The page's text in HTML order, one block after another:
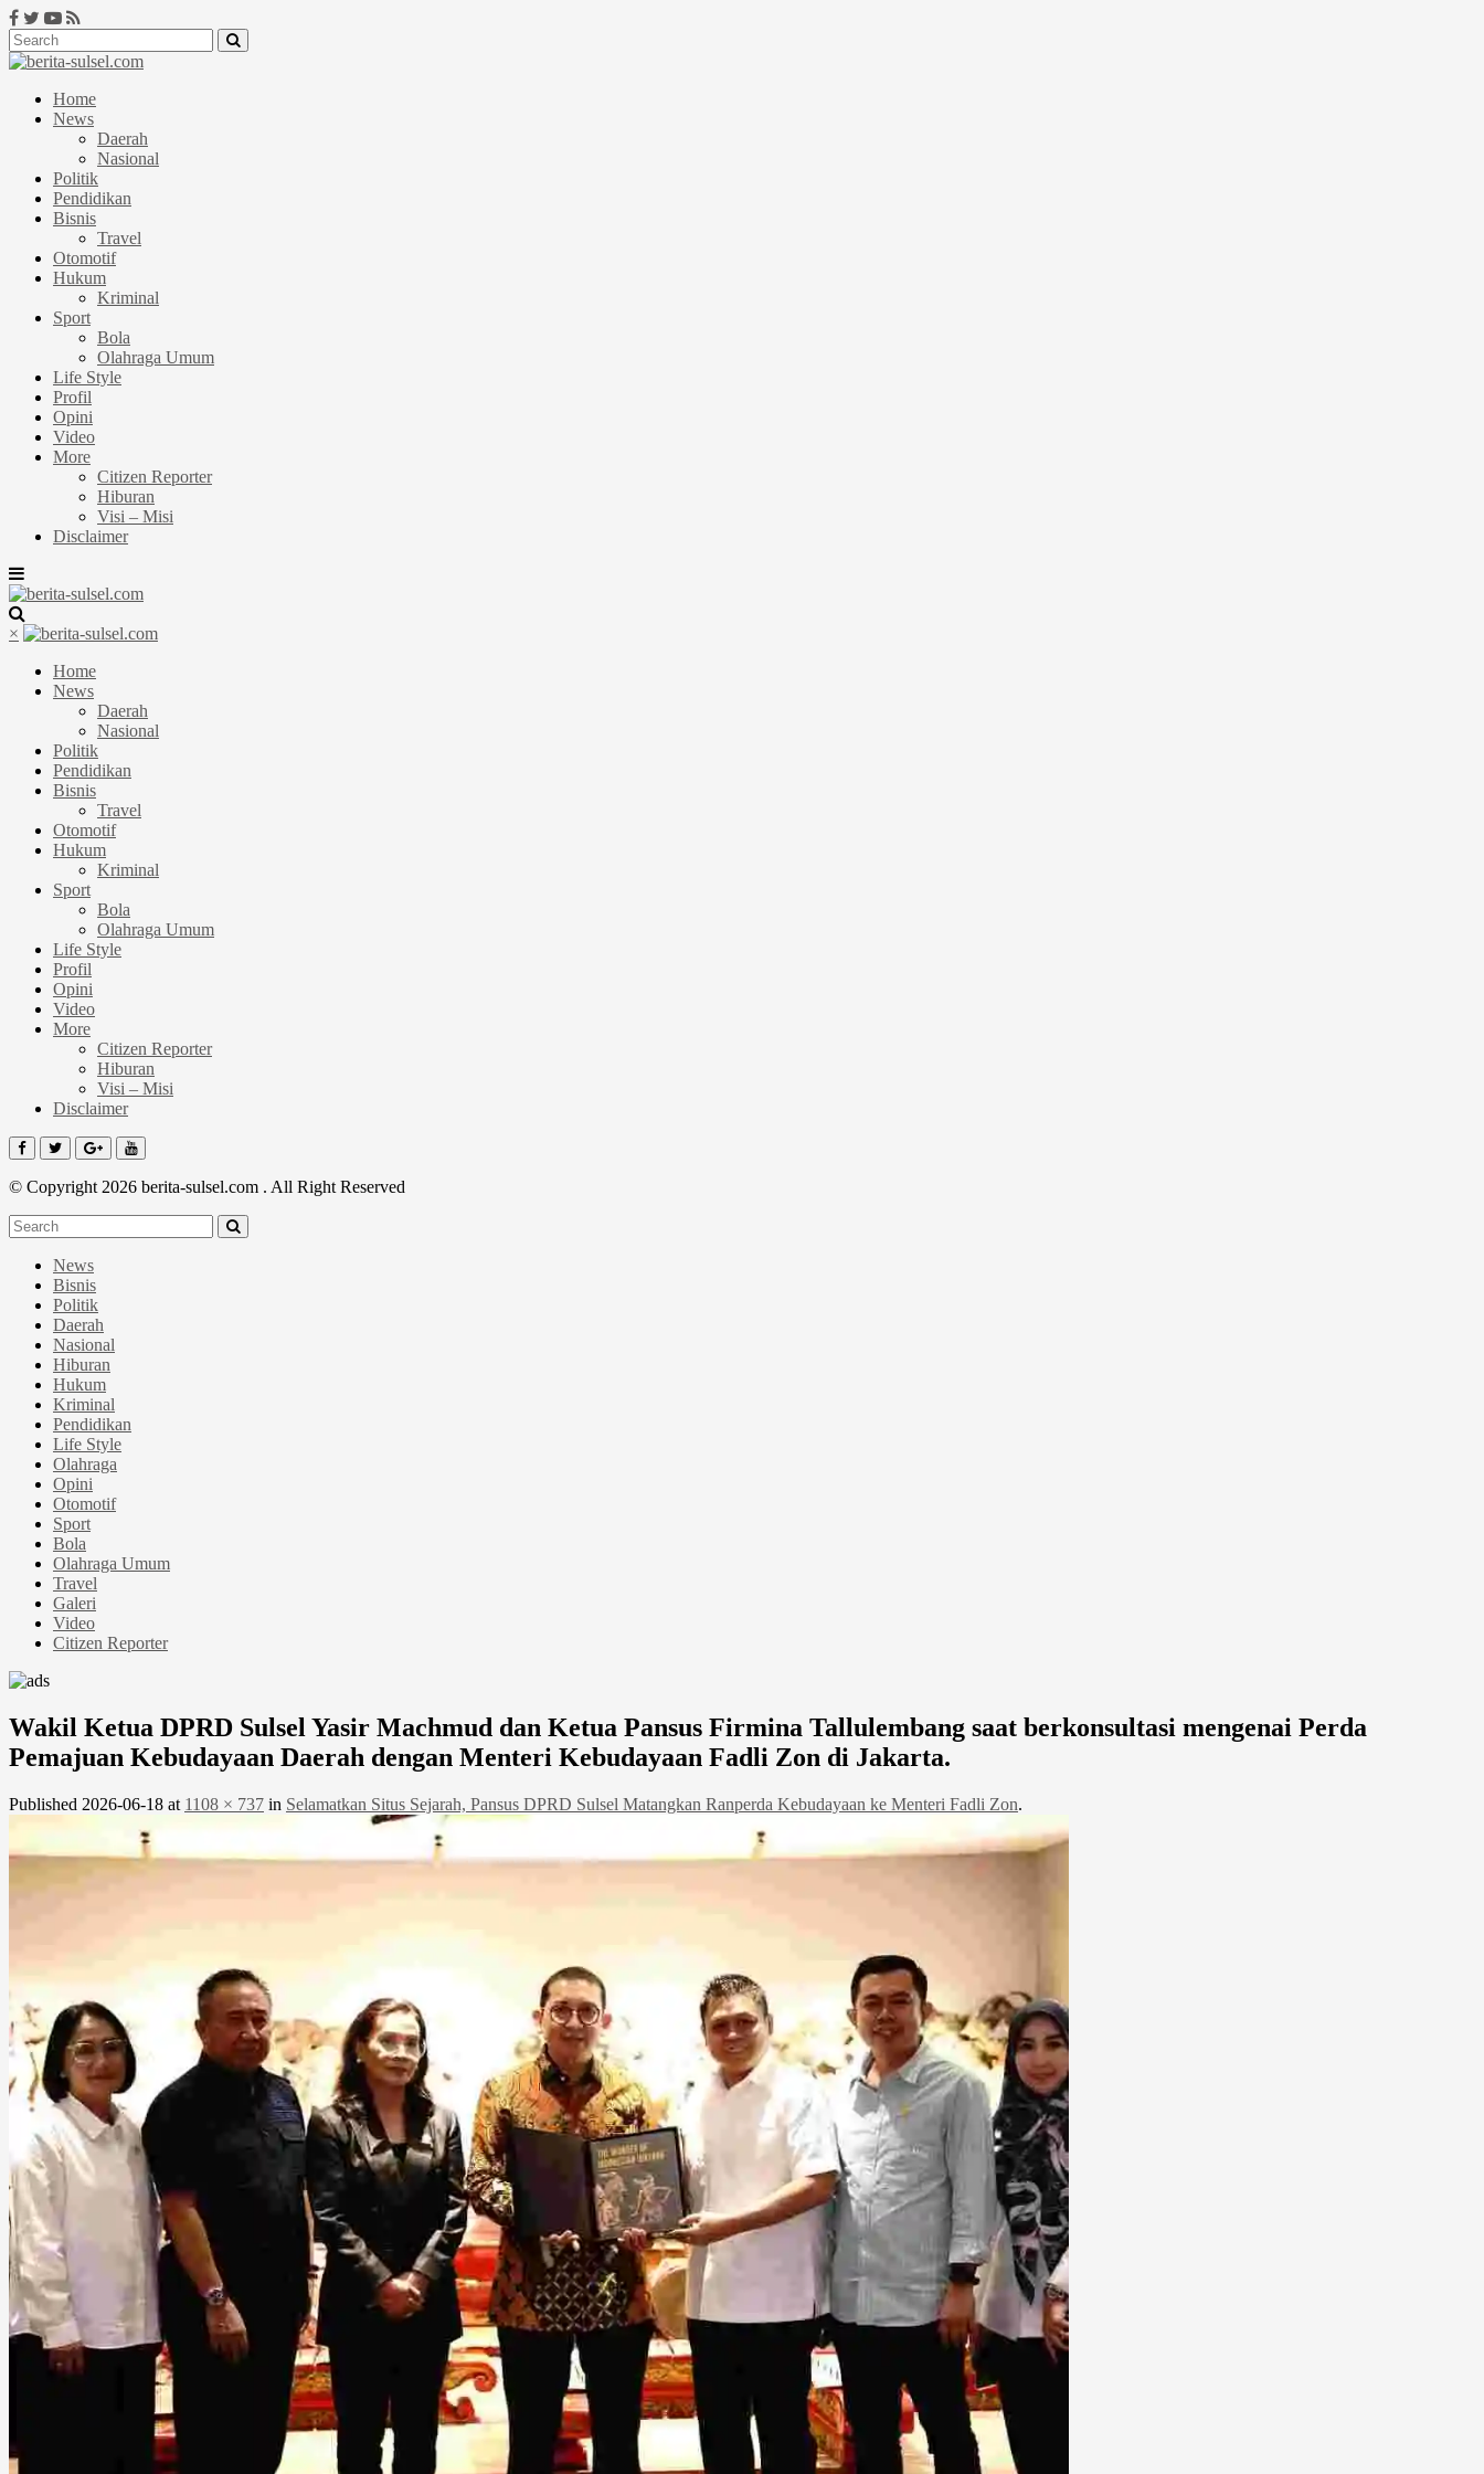
Home
News
Daerah
Nasional
Politik
Pendidikan
Bisnis
Travel
Otomotif
Hukum
Kriminal
Sport
Bola
Olahraga Umum
Life Style
Profil
Opini
Video
More
Citizen Reporter
Hiburan
Visi – Misi
Disclaimer
×
Home
News
Daerah
Nasional
Politik
Pendidikan
Bisnis
Travel
Otomotif
Hukum
Kriminal
Sport
Bola
Olahraga Umum
Life Style
Profil
Opini
Video
More
Citizen Reporter
Hiburan
Visi – Misi
Disclaimer
© Copyright 2026 berita-sulsel.com . All Right Reserved
News
Bisnis
Politik
Daerah
Nasional
Hiburan
Hukum
Kriminal
Pendidikan
Life Style
Olahraga
Opini
Otomotif
Sport
Bola
Olahraga Umum
Travel
Galeri
Video
Citizen Reporter
Wakil Ketua DPRD Sulsel Yasir Machmud dan Ketua Pansus Firmina Tallulembang saat berkonsultasi mengenai Perda
Pemajuan Kebudayaan Daerah dengan Menteri Kebudayaan Fadli Zon di Jakarta.
Published 2026-06-18 at 1108 × 737 in Selamatkan Situs Sejarah, Pansus DPRD Sulsel Matangkan Ranperda Kebudayaan ke Menteri Fadli Zon.